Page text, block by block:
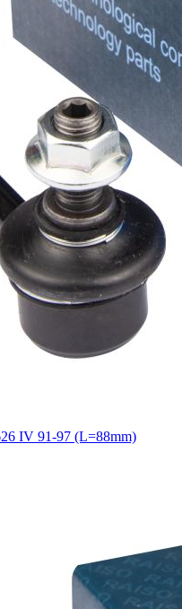
IV 91-97 (L=88mm)